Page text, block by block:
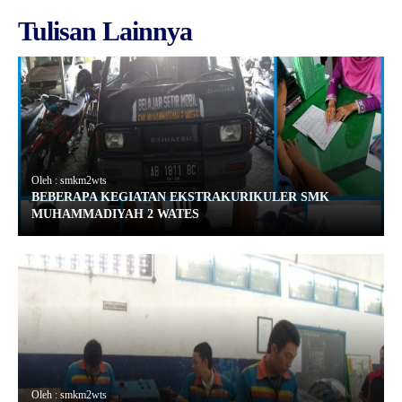
Tulisan Lainnya
Oleh : smkm2wts
BEBERAPA KEGIATAN EKSTRAKURIKULER SMK
MUHAMMADIYAH 2 WATES
Oleh : smkm2wts